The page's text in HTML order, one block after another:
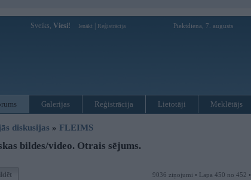
Sveiks, Viesi! Ienākt Reģistrācija Piektdiena, 7. augusts
Galerijas Reģistrācija Lietotāji Meklētājs
diskusijas » FLEIMS
bildes/video. Otrais sējums.
9036 ziņojumi • Lapa 450 no 452 •